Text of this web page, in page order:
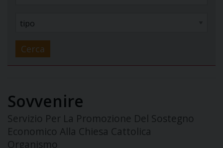
Cerca
Sovvenire
Servizio Per La Promozione Del Sostegno
Economico Alla Chiesa Cattolica
Organismo